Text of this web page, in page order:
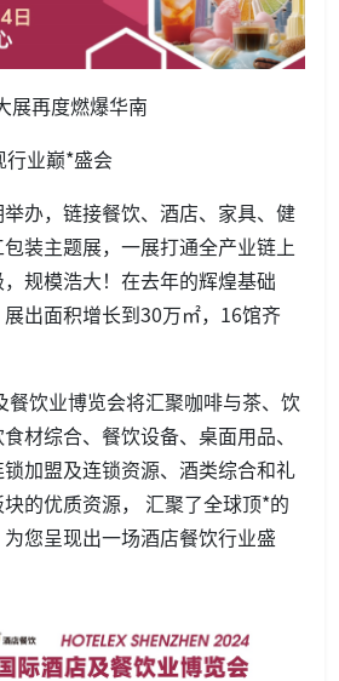
展再度燃爆华南
行业巅*盛会
办，链接餐饮、酒店、家具、健
装主题展，一展打通全产业链上
规模浩大！在去年的辉煌基础
出面积增长到30万㎡，16馆齐
饮业博览会将汇聚咖啡与茶、饮
材综合、餐饮设备、桌面用品、
加盟及连锁资源、酒类综合和礼
的优质资源， 汇聚了全球顶*的
您呈现出一场酒店餐饮行业盛